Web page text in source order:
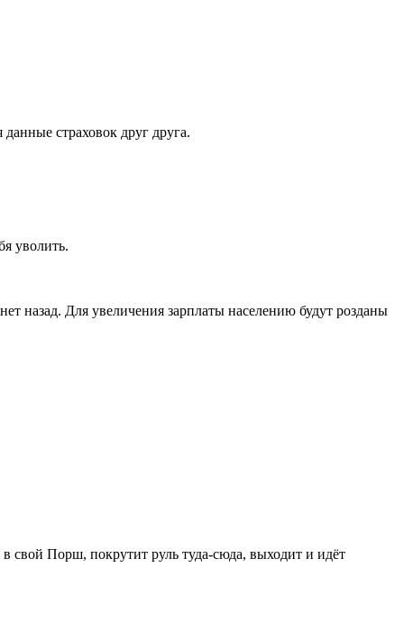
страховок друг друга.
уволить.
назад. Для увеличения зарплаты населению будут розданы
свой Порш, покрутит руль туда-сюда, выходит и идёт